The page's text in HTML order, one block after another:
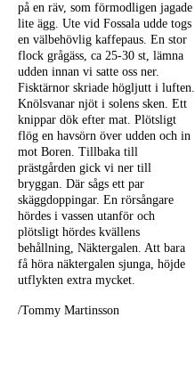
på en räv, som förmodligen jagade
lite ägg. Ute vid Fossala udde togs
en välbehövlig kaffepaus. En stor
flock grågäss, ca 25-30 st, lämna
udden innan vi satte oss ner.
Fisktärnor skriade högljutt i luften.
Knölsvanar njöt i solens sken. Ett
knippar dök efter mat. Plötsligt
flög en havsörn över udden och in
mot Boren. Tillbaka till
prästgården gick vi ner till
bryggan. Där sågs ett par
skäggdoppingar. En rörsångare
hördes i vassen utanför och
plötsligt hördes kvällens
behållning, Näktergalen. Att bara
få höra näktergalen sjunga, höjde
utflykten extra mycket.
/Tommy Martinsson